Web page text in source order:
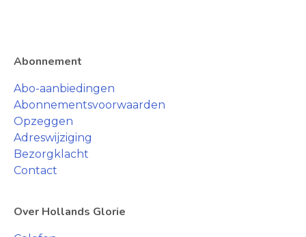
Abonnement
Abo-aanbiedingen
Abonnementsvoorwaarden
Opzeggen
Adreswijziging
Bezorgklacht
Contact
Over Hollands Glorie